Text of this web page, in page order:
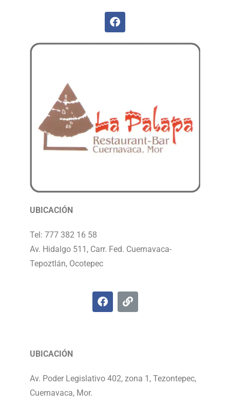
UBICACIÓN
Tel: 777 382 16 58
Av. Hidalgo 511, Carr. Fed. Cuernavaca-
Tepoztlán, Ocotepec
UBICACIÓN
Av. Poder Legislativo 402, zona 1, Tezontepec,
Cuernavaca, Mor.